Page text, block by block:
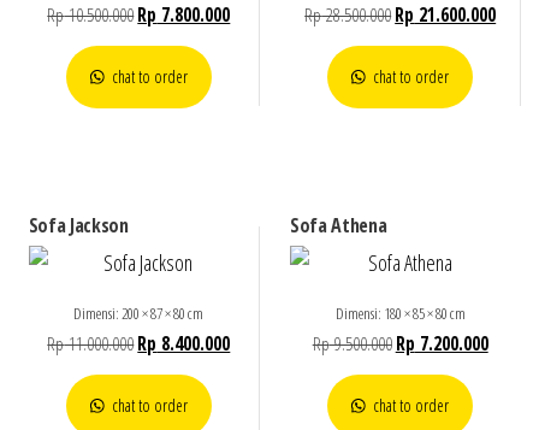
Rp10.500.000Rp 7.800.000
chat to order
Rp28.500.000Rp 21.600.000
chat to order
Sofa Jackson
Dimensi: 200 × 87 × 80 cm
Rp11.000.000Rp 8.400.000
chat to order
Sofa Athena
Dimensi: 180 × 85 × 80 cm
Rp9.500.000 Rp 7.200.000
chat to order